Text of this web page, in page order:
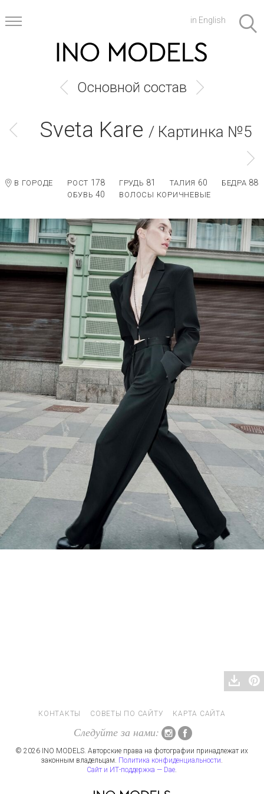
in English
Основной состав
Sveta Kare / Картинка №5
В ГОРОДЕ РОСТ 178 ГРУДЬ 81 ТАЛИЯ 60 БЕДРА 88
ОБУВЬ40 ВОЛОСЫ КОРИЧНЕВЫЕ
КОНТАКТЫ СОВЕТЫ ПО САЙТУ КАРТА САЙТА
Следуйте за нами:
© 2026 INO MODELS. Авторские права на фотографии принадлежат их
законным владельцам. Политика конфиденциальности.
Сайт и ИТ-поддержка — Dae.